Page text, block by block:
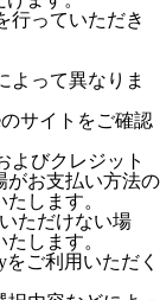
行っていただき
よって異なりま
サイトをご確認
よびクレジット
がお支払い方法の
します。
ただけない場
します。
ご利用いただく